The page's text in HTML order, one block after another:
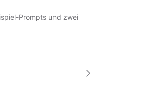
Prompts und zwei